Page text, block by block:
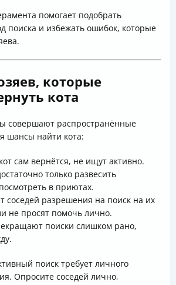
помогает подобрать
поиска и избежать ошибок, которые
которые
кота
совершают распространённые
шансы найти кота:
сам вернётся, не ищут активно.
только развесить
в приютах.
соседей разрешения на поиск на их
не просят помочь лично.
поиски слишком рано,
поиск требует личного
Опросите соседей лично,